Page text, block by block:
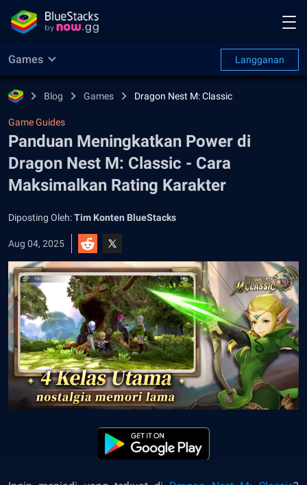
Games Langganan
Blog Games Dragon Nest M: Classic
Game Guides
Panduan Meningkatkan Power di
Dragon Nest M: Classic - Cara
Maksimalkan Rating Karakter
Diposting Oleh:Tim Konten BlueStacks
Aug 04, 2025